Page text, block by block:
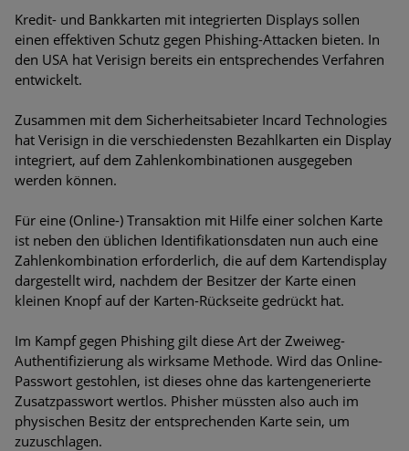
Digitale Assets aller Arten im Fokus der aktuellen Cyber-
Bedrohungen
Unternehmen dürfen Bedrohungspotential nicht
unterschätzen
Weiterentwicklung der HTTP-basierten Cyberangriffe lässt
Phishing-Trend: Führungskräfte im Visier. Was hilft gegen
Harpoon Whaling?
Aktuelle Phishing-Kampagnen mit großen Markennamen –
Fake-Unternehmensprofile auf LinkedIn: Unternehmen und
Nutzer im Visier der Datendiebe
Cyber Experience Center in Augsburg
Kredit- und Bankkarten mit integrierten Displays sollen
einen effektiven Schutz gegen Phishing-Attacken bieten. In
den USA hat Verisign bereits ein entsprechendes Verfahren
entwickelt.
Zusammen mit dem Sicherheitsabieter Incard Technologies
hat Verisign in die verschiedensten Bezahlkarten ein Display
integriert, auf dem Zahlenkombinationen ausgegeben
werden können.
Für eine (Online-) Transaktion mit Hilfe einer solchen Karte
ist neben den üblichen Identifikationsdaten nun auch eine
Zahlenkombination erforderlich, die auf dem Kartendisplay
dargestellt wird, nachdem der Besitzer der Karte einen
kleinen Knopf auf der Karten-Rückseite gedrückt hat.
Im Kampf gegen Phishing gilt diese Art der Zweiweg-
Authentifizierung als wirksame Methode. Wird das Online-
Passwort gestohlen, ist dieses ohne das kartengenerierte
Zusatzpasswort wertlos. Phisher müssten also auch im
physischen Besitz der entsprechenden Karte sein, um
zuzuschlagen.